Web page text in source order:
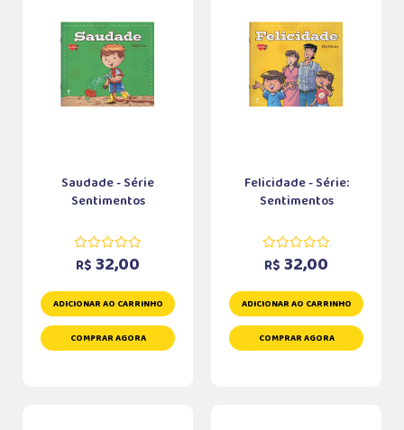
Saudade - Série
Sentimentos
R$ 32,00
ADICIONAR AO CARRINHO
COMPRAR AGORA
Felicidade - Série:
Sentimentos
R$ 32,00
ADICIONAR AO CARRINHO
COMPRAR AGORA